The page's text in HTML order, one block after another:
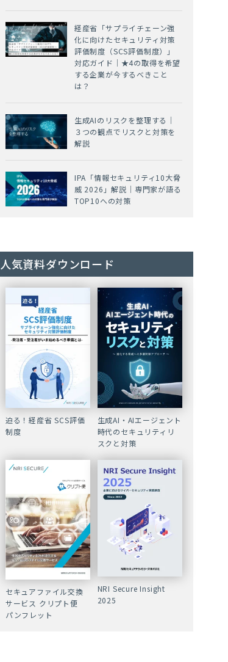
経産省「サプライチェーン強
化に向けたセキュリティ対策
評価制度（SCS評価制度）」
対応ガイド｜★4の取得を希望
する企業が今するべきこと
は？
生成AIのリスクを整理する｜
３つの観点でリスクと対策を
解説
IPA「情報セキュリティ10大脅
威 2026」解説｜専門家が語る
TOP10への対策
人気資料ダウンロード
迫る！経産省 SCS評価
制度
生成AI・AIエージェント
時代のセキュリティリ
スクと対策
セキュアファイル交換
サービス クリプト便
パンフレット
NRI Secure Insight
2025